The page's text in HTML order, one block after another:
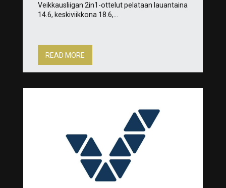
Veikkausliigan 2in1-ottelut pelataan lauantaina
14.6, keskiviikkona 18.6,...
READ MORE